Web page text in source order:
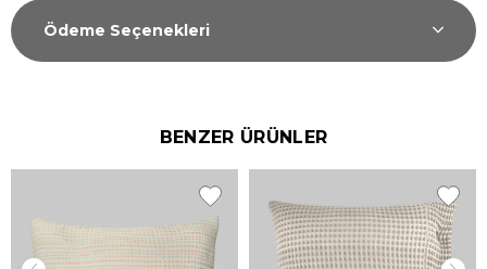
Ödeme Seçenekleri
BENZER ÜRÜNLER